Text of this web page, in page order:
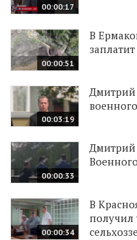
00:00:17
00:00:51
В
00:03:19
Дмитрий
00:00:33
00:00:34
В
получил